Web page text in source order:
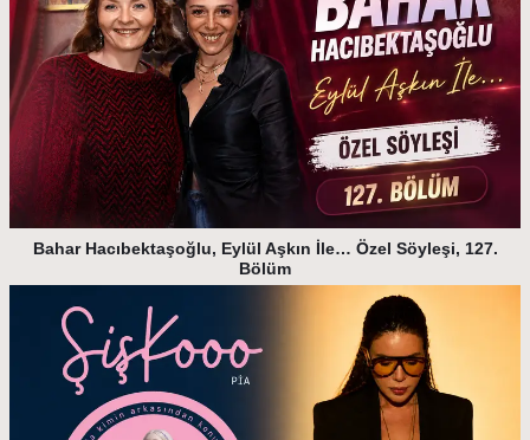
Bahar Hacıbektaşoğlu, Eylül Aşkın İle… Özel Söyleşi, 127.
Bölüm